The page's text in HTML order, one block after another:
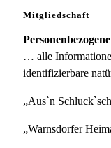
Mitgliedschaft
… alle
identifizierbare
„Aus`n
„Warnsdorfer